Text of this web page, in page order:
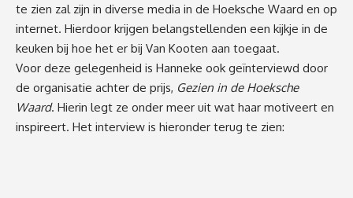
te zien zal zijn in diverse media in de Hoeksche Waard en op
internet. Hierdoor krijgen belangstellenden een kijkje in de
keuken bij hoe het er bij Van Kooten aan toegaat.
Voor deze gelegenheid is Hanneke ook geïnterviewd door
de organisatie achter de prijs, Gezien in de Hoeksche
Waard. Hierin legt ze onder meer uit wat haar motiveert en
inspireert. Het interview is hieronder terug te zien: